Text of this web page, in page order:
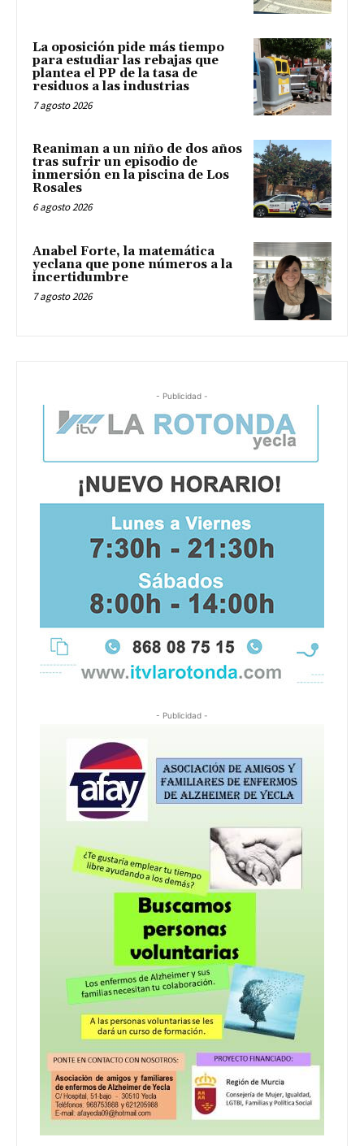
La oposición pide más tiempo
para estudiar las rebajas que
plantea el PP de la tasa de
residuos a las industrias
7 agosto 2026
Reaniman a un niño de dos años
tras sufrir un episodio de
inmersión en la piscina de Los
Rosales
6 agosto 2026
Anabel Forte, la matemática
yeclana que pone números a la
incertidumbre
7 agosto 2026
- Publicidad -
- Publicidad -